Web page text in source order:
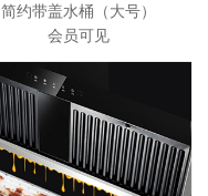
简约带盖水桶（大号）
会员可见